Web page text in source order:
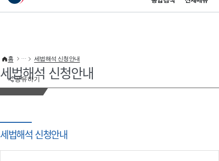
이 누리집은 대한민국 공식 전자정부 누리집입니다.
공유하기
홈 세법해석 신청안내
세법해석 신청안내
세법해석 신청안내